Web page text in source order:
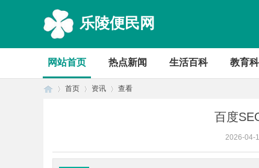
乐陵便民网
网站首页 热点新闻 生活百科 教育
首页 资讯 查看
百度
2026-04-